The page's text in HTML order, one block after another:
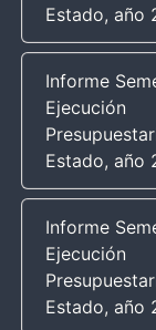
Estado, año
Informe
Ejecución
Estado, año
Informe
Ejecución
Estado, año